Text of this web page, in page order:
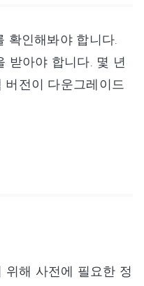
확인해봐야 합니다.
받아야 합니다. 몇 년
전이 다운그레이드
해 사전에 필요한 정